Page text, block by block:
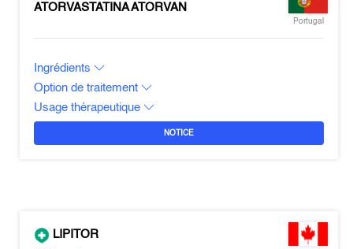
ATORVASTATINA ATORVAN
Portugal
Ingrédients
Option de traitement
Usage thérapeutique
NOTICE
LIPITOR